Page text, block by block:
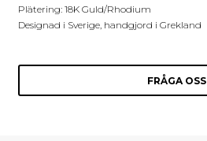
Plätering: 18K Guld/Rhodium
Designad i Sverige, handgjord i Grekland
FRÅGA OSS